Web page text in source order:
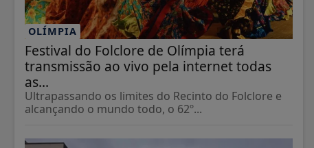
OLÍMPIA
Festival do Folclore de Olímpia terá
transmissão ao vivo pela internet todas
as...
Ultrapassando os limites do Recinto do Folclore e
alcançando o mundo todo, o 62º...